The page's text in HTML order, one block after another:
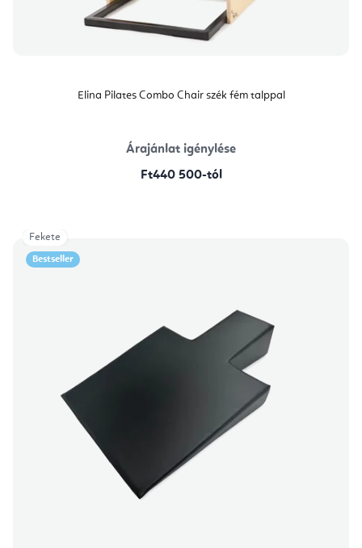
Elina Pilates Combo Chair szék fém talppal
Árajánlat igénylése
Ft440 500-tól
Bestseller
Fekete